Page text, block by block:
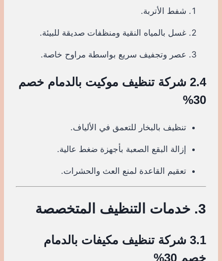
شفط الأتربة.
غسل بالمياه النقية ومنظفات صديقة للبيئة.
عصر وتجفيف سريع بواسطة مراوح خاصة.
2.4 شركة تنظيف موكيت بالدمام خصم
30%
تنظيف بالبخار للتعمق في الألياف.
إزالة البقع الصعبة بأجهزة ضغط عالية.
تعقيم القاعدة لمنع العث والحشرات.
3. خدمات التنظيف المتخصصة
3.1 شركة تنظيف مكيفات بالدمام
خصم 30%